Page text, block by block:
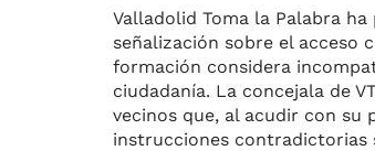
Valladolid Toma la Palabra
señalización sobre el acceso
formación considera
ciudadanía. La concejala de
vecinos que, al acudir con su
instrucciones contradictorias